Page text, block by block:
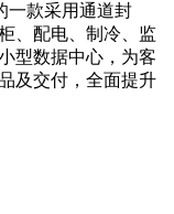
一款采用通道封
、配电、制冷、监
型数据中心，为客
及交付，全面提升